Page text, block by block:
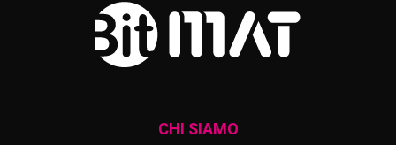
CHI SIAMO